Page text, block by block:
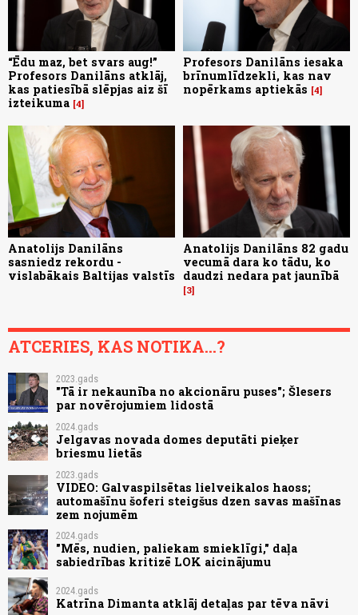
“Ēdu maz, bet svars aug!”
Profesors Danilāns atklāj,
kas patiesībā slēpjas aiz šī
izteikuma 4
Profesors Danilāns iesaka
brīnumlīdzekli, kas nav
nopērkams aptiekās 4
Anatolijs Danilāns
sasniedz rekordu -
vislabākais Baltijas valstīs
Anatolijs Danilāns 82 gadu
vecumā dara ko tādu, ko
daudzi nedara pat jaunībā
3
ATCERIES, KAS NOTIKA...?
2023.gads
"Tā ir nekaunība no akcionāru puses"; Šlesers
par novērojumiem lidostā
2024.gads
Jelgavas novada domes deputāti pieķer
briesmu lietās
2023.gads
VIDEO: Galvaspilsētas lielveikalos haoss;
automašīnu šoferi steigšus dzen savas mašīnas
zem nojumēm
2024.gads
"Mēs, nudien, paliekam smieklīgi," daļa
sabiedrības kritizē LOK aicinājumu
2024.gads
Katrīna Dimanta atklāj detaļas par tēva nāvi